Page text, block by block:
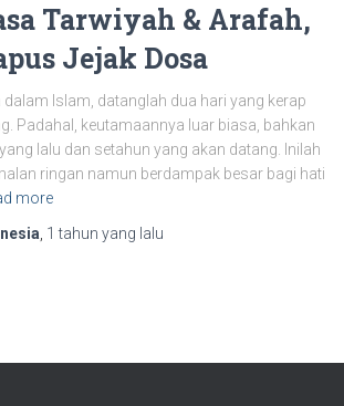
Tarwiyah & Arafah,
Jejak Dosa
Islam, datanglah dua hari yang kerap
Padahal, keutamaannya luar biasa, bahkan
lalu dan setahun yang akan datang. Inilah
ringan namun berdampak besar bagi hati
more
1 tahun yang lalu